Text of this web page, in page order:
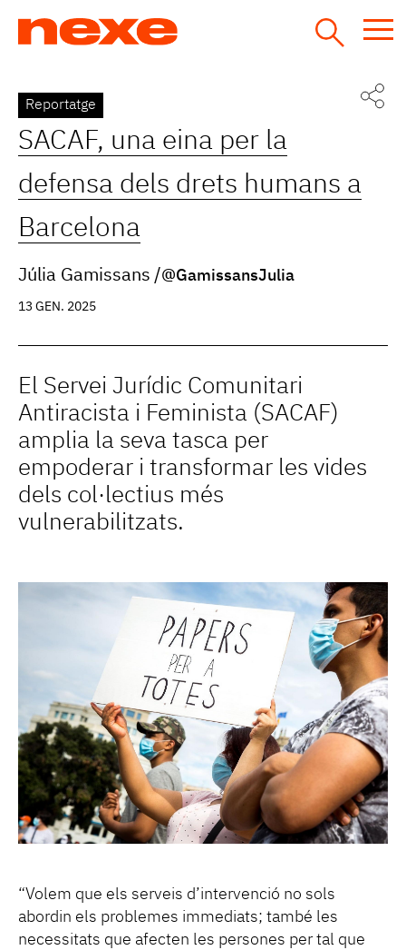
Back
to
top
Reportatge
SACAF, una eina per la
defensa dels drets humans a
Barcelona
Júlia Gamissans @GamissansJulia
13 GEN. 2025
El Servei Jurídic Comunitari
Antiracista i Feminista (SACAF)
amplia la seva tasca per
empoderar i transformar les vides
dels col·lectius més
vulnerabilitzats.
“Volem que els serveis d’intervenció no sols
abordin els problemes immediats; també les
necessitats que afecten les persones per tal que